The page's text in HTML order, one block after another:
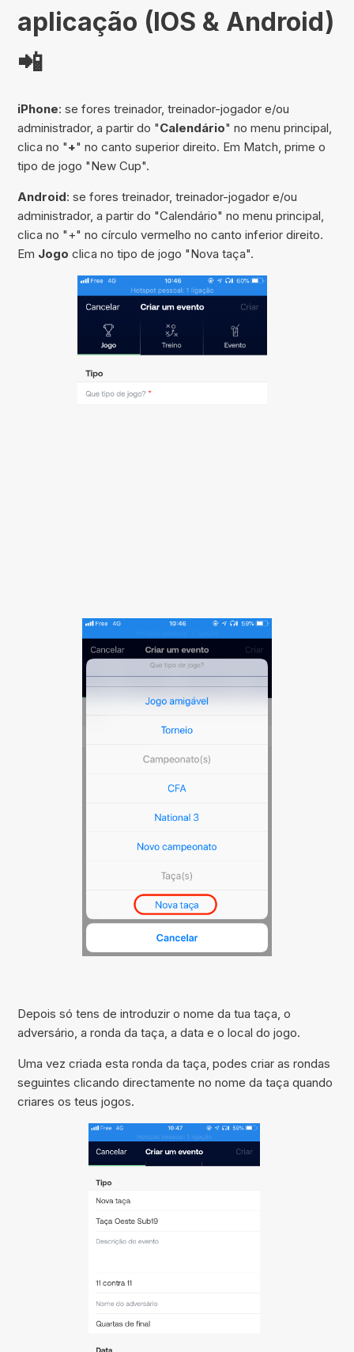
aplicação (IOS & Android)
📲
iPhone: se fores treinador, treinador-jogador e/ou
administrador, a partir do "Calendário" no menu principal,
clica no "+" no canto superior direito. Em Match, prime o
tipo de jogo "New Cup".
Android: se fores treinador, treinador-jogador e/ou
administrador, a partir do "Calendário" no menu principal,
clica no "+" no círculo vermelho no canto inferior direito.
Em Jogo clica no tipo de jogo "Nova taça".
Depois só tens de introduzir o nome da tua taça, o
adversário, a ronda da taça, a data e o local do jogo.
Uma vez criada esta ronda da taça, podes criar as rondas
seguintes clicando directamente no nome da taça quando
criares os teus jogos.